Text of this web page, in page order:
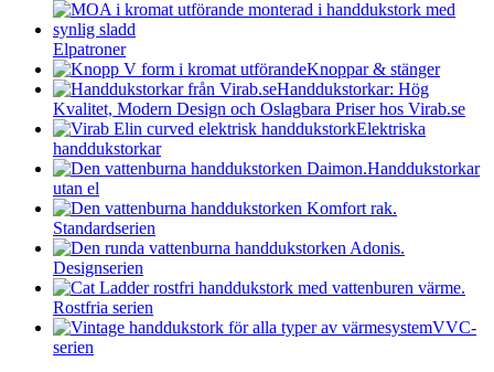
Elpatroner
Knoppar & stänger
Handdukstorkar: Hög
Kvalitet, Modern Design och Oslagbara Priser hos Virab.se
Elektriska
handdukstorkar
Handdukstorkar
utan el
Standardserien
Designserien
Rostfria serien
VVC-
serien